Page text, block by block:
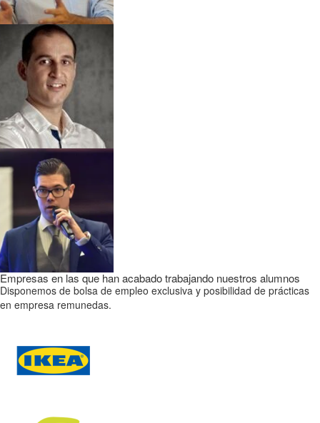
Empresas en las que han acabado trabajando nuestros alumnos
Disponemos de bolsa de empleo exclusiva y posibilidad de prácticas
en empresa remunedas.